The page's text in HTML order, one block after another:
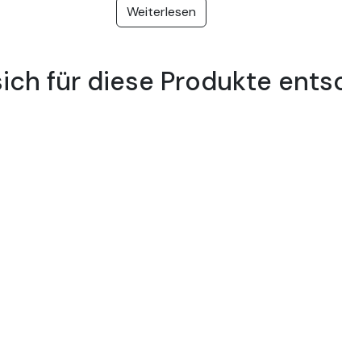
Vinyl-Schneidfolie für
opake Vinylfolien, die für jede Art von
Schilder, Fenster- oder Displaydekorationen.
Weiterlesen
für diese Produkte